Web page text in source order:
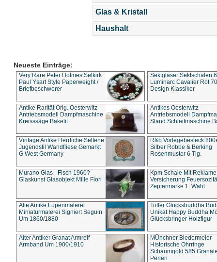
Glas & Kristall
Haushalt
Neueste Einträge:
Very Rare Peter Holmes Selkirk
Paul Ysart Style Paperweight /
Briefbeschwerer
Sektgläser Sektschalen
Luminarc Cavalier Rot
Design Klassiker
Antike Rarität Orig. Oesterwitz
Antriebsmodell Dampfmaschine
Kreisssäge Bakelit
Antikes Oesterwitz
Antriebsmodell
Stand Schleifmaschine
Vintage Antike Herrliche Seltene
Jugendstil Wandfliese Gemarkt
G West Germany
R&b Vorlegebesteck
Silber Robbe & Berking
Rosenmuster 6 Tlg.
Murano Glas - Fisch 1960?
Glaskunst Glasobjekt Mille Fiori
Kpm Schale Mit Reklame
Versicherung
Zeptermarke 1. Wahl
Alte Antike Lupenmalerei
Miniaturmalerei Signiert Seguin
Um 1860/1880
Toller Glücksbuddha
Unikat Happy Buddha
Glücksbringer Holzfigur
Alter Antiker Granat Armreif
Armband Um 1900/1910
MÜnchner Biedermeier
Historische Ohrringe
Schaumgold 585
Perlen